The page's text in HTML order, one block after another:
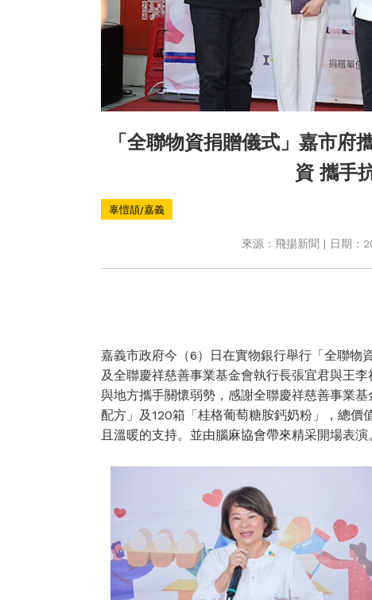
「全聯物資捐贈儀式」嘉市
資 攜手
辜愷頡/嘉義
來源：飛揚新聞 | 日期：
嘉義市政府今（6）日在實物銀行舉行「全聯物
及全聯慶祥慈善事業基金會執行長張宜君與王
與地方攜手關懷弱勢，感謝全聯慶祥慈善事業
配方」及120箱「桂格葡萄糖胺鈣奶粉」，總
且溫暖的支持。並由腦麻協會帶來精采開場表演